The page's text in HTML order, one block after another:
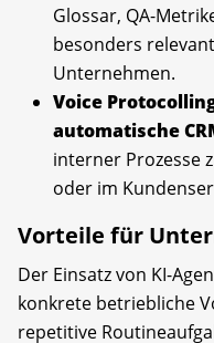
Glossar, QA-
besonders
Unternehmen.
Voice
automatische
interner Prozesse
oder im
Vorteile für
Der Einsatz von KI-
konkrete betriebliche
repetitive